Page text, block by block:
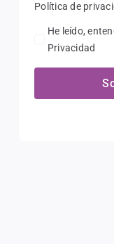
Política de
He leído,
Privacidad